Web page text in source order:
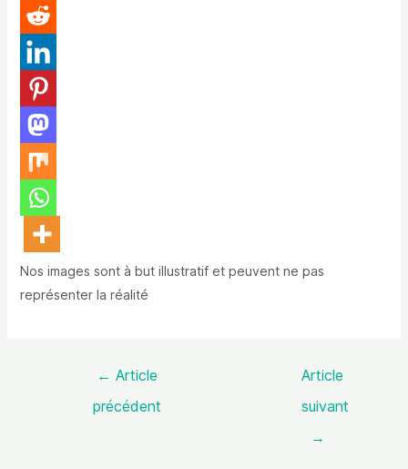
Nos images sont à but illustratif et peuvent ne pas
représenter la réalité
← Article
précédent
Article
suivant
→